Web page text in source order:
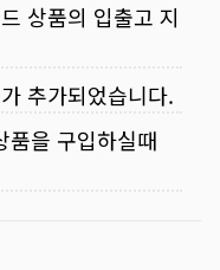
상품의 입출고 지
추가되었습니다.
품을 구입하실때